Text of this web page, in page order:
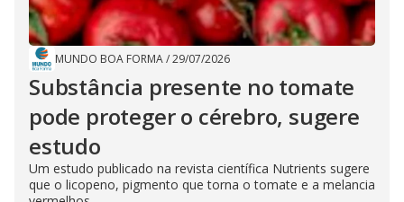
MUNDO BOA FORMA/29/07/2026
Substância presente no tomate
pode proteger o cérebro, sugere
estudo
Um estudo publicado na revista científica Nutrients sugere
que o licopeno, pigmento que torna o tomate e a melancia